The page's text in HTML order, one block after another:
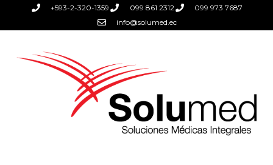
+593-2-320-1359 099 861 2312
099 973 7687
info@solumed.ec